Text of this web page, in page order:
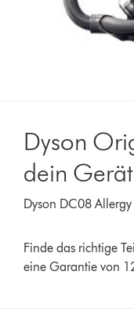
Dyson
dein Gerät
Dyson DC08
Finde das richtige
eine Garantie von